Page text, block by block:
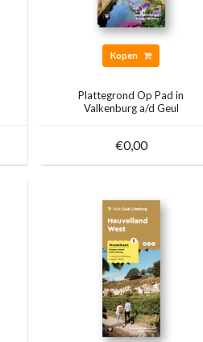
Kopen
Plattegrond Op Pad in
Valkenburg a/d Geul
€0,00